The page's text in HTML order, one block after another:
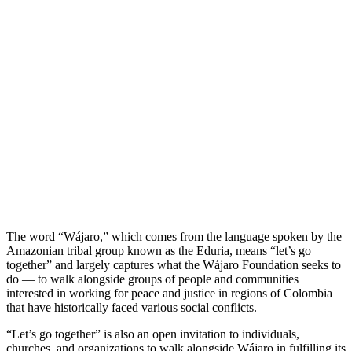
The word “Wájaro,” which comes from the language spoken by the
Amazonian tribal group known as the Eduria, means “let’s go
together” and largely captures what the Wájaro Foundation seeks to
do — to walk alongside groups of people and communities
interested in working for peace and justice in regions of Colombia
that have historically faced various social conflicts.
“Let’s go together” is also an open invitation to individuals,
churches, and organizations to walk alongside Wájaro in fulfilling its